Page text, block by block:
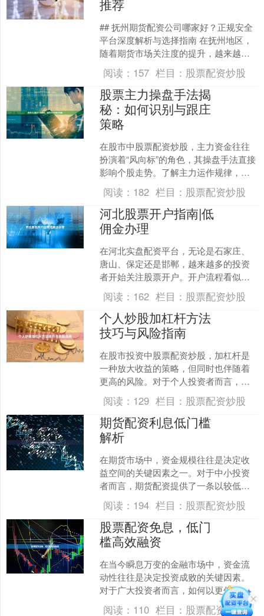
推荐
## 抚州期货配资公司哪家好？正规安全
平台深度解析与选择指南 在抚州地区，
随着期货市场关注度的提升，越来越多
的投资者开始寻求期货配资服务以扩大
交易规模。然而，“....
阅读： 157 栏目： 股票配资炒股
股票主力操盘手法揭
秘：如何识别与跟庄
策略
在股市中股票配资炒股，主力资金往往
扮演着“风向标”的角色，其操盘手法直接
影响个股走势。了解主力运作规律，识
别其操作痕迹，并制定合理的跟庄策
略，是许多投资者追求的....
阅读： 182 栏目： 股票配资炒股
河北股票开户指南|低
佣金办理
在河北实盘配资平台，无论是石家庄、
唐山、保定还是邯郸，越来越多的投资
者开始关注股票开户。开户流程看似简
单，但如何拿到**低佣金**、避开隐藏收
费，才是真正的关键....
阅读： 162 栏目： 股票配资炒股
个人炒股加杠杆方法
技巧与风险指南
在股市投资中股票配资炒股，加杠杆是
一种放大收益的策略，但同时也伴随着
更高的风险。对于个人投资者而言，了
解加杠杆的方法与风险至关重要。本文
将为您详细解析个人炒股加....
阅读： 129 栏目： 股票配资炒股
期货配资利息低门槛
解析
在期货市场中，资金规模往往是决定收
益空间的关键因素之一。对于中小投资
者而言，期货配资提供了一条以较低门
槛参与大额交易的路径。其中实盘网配
资，“利息低、门槛低”成....
阅读： 194 栏目： 股票配资炒股
股票配资免息，低门
槛高效融资
在当今瞬息万变的金融市场中，资金流
动性往往是决定投资成败的关键因素。
对于广大投资者而言，如何以更低的成
本、更快的速度获取充足的交易资金实
阅读： 110 栏目： 股票配资炒股